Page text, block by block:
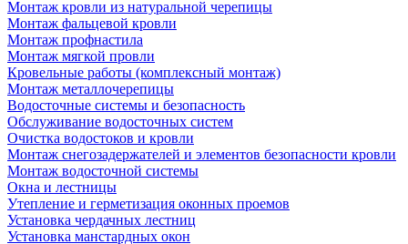
Монтаж кровли из натуральной черепицы
Монтаж фальцевой кровли
Монтаж профнастила
Монтаж мягкой провли
Кровельные работы (комплексный монтаж)
Монтаж металлочерепицы
Водосточные системы и безопасность
Обслуживание водосточных систем
Очистка водостоков и кровли
Монтаж снегозадержателей и элементов безопасности кровли
Монтаж водосточной системы
Окна и лестницы
Утепление и герметизация оконных проемов
Установка чердачных лестниц
Установка манстардных окон